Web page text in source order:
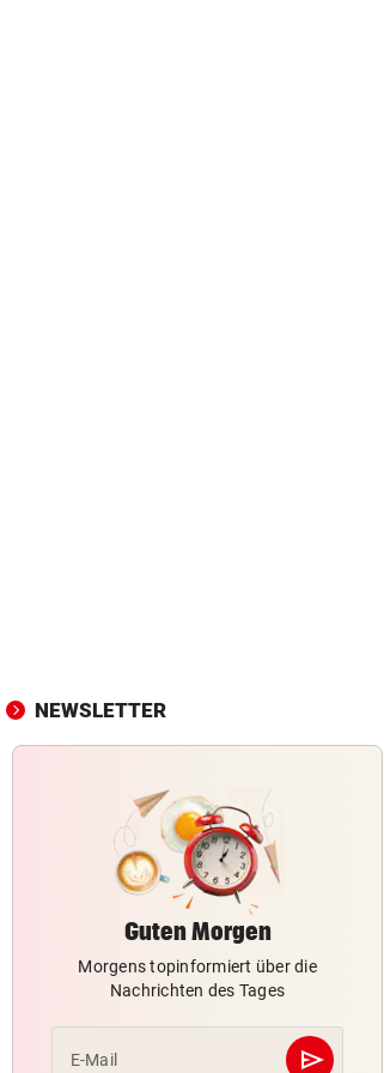
NEWSLETTER
Guten Morgen
Morgens topinformiert über die
Nachrichten des Tages
E-Mail send
Abschicken